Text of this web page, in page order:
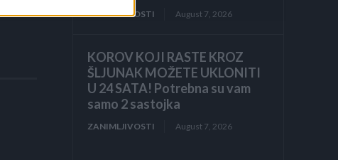
ZANIMLJIVOSTI August 7, 2026
KOROV KOJI RASTE KROZ
ŠLJUNAK MOŽETE UKLONITI
U 24 SATA! Potrebna su vam
samo 2 sastojka
ZANIMLJIVOSTI August 7, 2026